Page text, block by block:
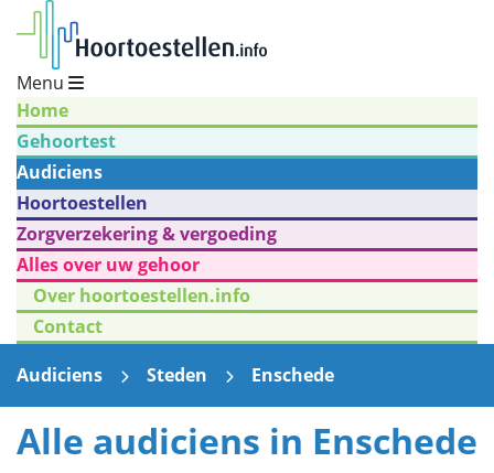
Menu
Home
Gehoortest
Audiciens
Hoortoestellen
Zorgverzekering & vergoeding
Alles over uw gehoor
Over hoortoestellen.info
Contact
Audiciens
Steden Enschede
Alle audiciens in Enschede